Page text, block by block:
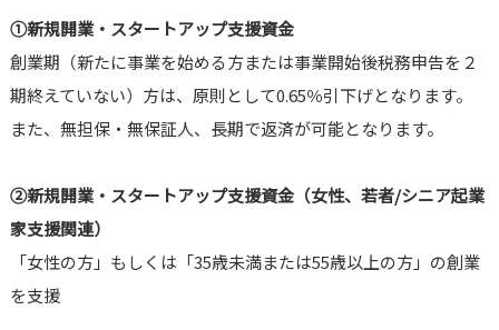
①新規開業・スタートアップ支援資金
創業期（新たに事業を始める方または事業開始後税務申告を２
期終えていない）方は、原則として0.65％引下げとなります。
また、無担保・無保証人、長期で返済が可能となります。
②新規開業・スタートアップ支援資金（女性、若者/シニア起業
家支援関連）
「女性の方」もしくは「35歳未満または55歳以上の方」の創業
を支援